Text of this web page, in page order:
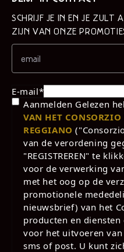
SCHRIJF JE IN EN JE ZULT
ZIJN VAN ONZE
E-mail*
Aanmelden Gelezen
VAN HET
REGGIANO
van de verordening
"REGISTREREN" te
voor de verwerking
met het oog op de
promotionele
nieuwsbrief) van het
producten en
voor het uitvoeren
sms of post. U kunt